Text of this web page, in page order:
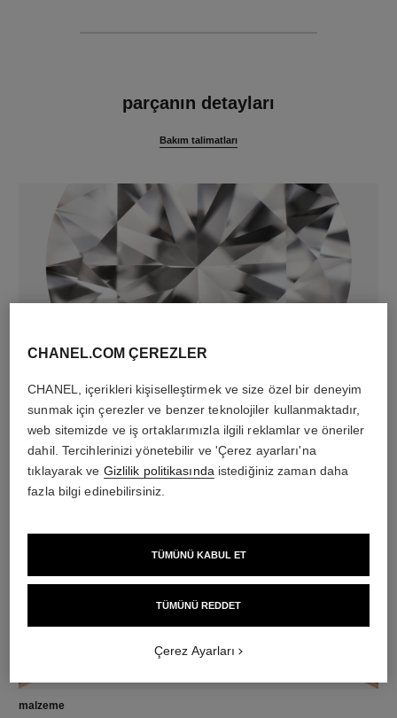
parçanın detayları
Bakım talimatları
pırlantalar
toplam 2,77 karat, 50 adet yuvarlak kesim pırlanta ve 1
adet damla kesim pırlanta
0,40 karat, GIA sertifikalı 1 adet yuvarlak kesim orta
pırlanta ve 0,40 karat, 1 adet damla kesim orta pırlanta
dahil
Her bir tasarımın özellikleri kendine özgüdür**
malzeme
CHANEL.COM ÇEREZLER
CHANEL, içerikleri kişiselleştirmek ve size özel bir deneyim
sunmak için çerezler ve benzer teknolojiler kullanmaktadır,
web sitemizde ve iş ortaklarımızla ilgili reklamlar ve öneriler
dahil. Tercihlerinizi yönetebilir ve 'Çerez ayarları'na
tıklayarak ve Gizlilik politikasında istediğiniz zaman daha
fazla bilgi edinebilirsiniz.
TÜMÜNÜ REDDET
TÜMÜNÜ KABUL ET
Çerez Ayarları